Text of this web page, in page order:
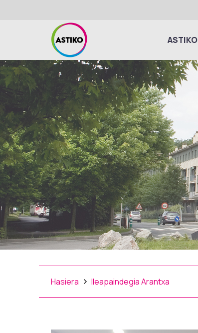
ASTIKO
Hasiera Ileapaindegia Arantxa